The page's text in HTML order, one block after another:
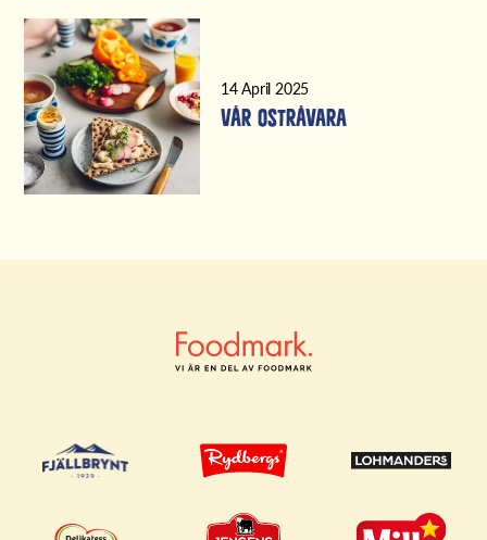
14 April 2025
Vår ostråvara